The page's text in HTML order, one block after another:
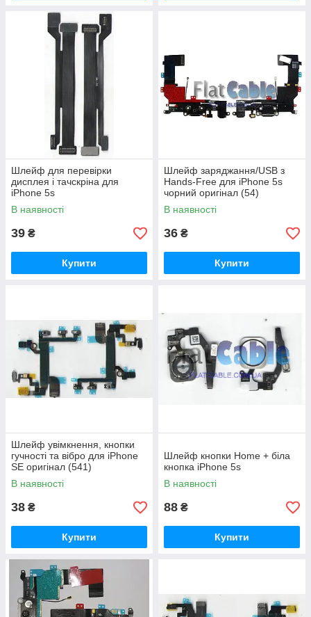
Шлейф для перевірки
дисплея і тачскріна для
iPhone 5s
В наявності
39 ₴
Купити
Шлейф заряджання/USB з
Hands-Free для iPhone 5s
чорний оригінал (54)
В наявності
36 ₴
Купити
Шлейф увімкнення, кнопки
гучності та вібро для iPhone
SE оригінал (541)
В наявності
38 ₴
Купити
Шлейф кнопки Home + біла
кнопка iPhone 5s
В наявності
88 ₴
Купити